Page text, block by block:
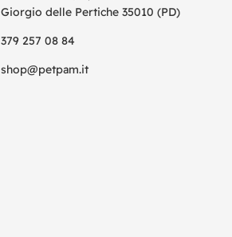
Giorgio delle Pertiche 35010 (PD)
379 257 08 84
shop@petpam.it